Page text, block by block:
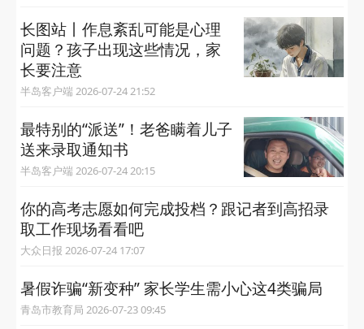
长图站丨作息紊乱可能是心理
问题？孩子出现这些情况，家
长要注意
半岛客户端 2026-07-24 21:52
最特别的“派送”！老爸瞒着儿子
送来录取通知书
半岛客户端 2026-07-24 20:15
你的高考志愿如何完成投档？跟记者到高招录
取工作现场看看吧
大众日报 2026-07-24 17:07
暑假诈骗“新变种” 家长学生需小心这4类骗局
青岛市教育局 2026-07-23 09:45